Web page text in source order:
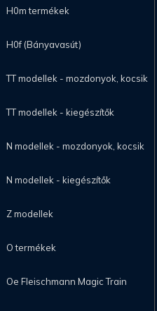
H0m termékek
H0f (Bányavasút)
TT modellek - mozdonyok, kocsik
TT modellek - kiegészítők
N modellek - mozdonyok, kocsik
N modellek - kiegészítők
Z modellek
O termékek
Oe Fleischmann Magic Train